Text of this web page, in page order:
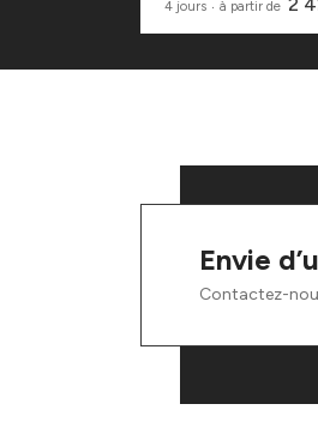
4 jours ‧ à partir de
Envie
Contactez-